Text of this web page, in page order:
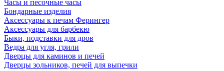
Часы и песочные часы
Бондарные изделия
Аксессуары к печам Ферингер
Аксессуары для барбекю
Быки, подставки для дров
Ведра для угля, грили
Дверцы для каминов и печей
Дверцы зольников, печей для выпечки